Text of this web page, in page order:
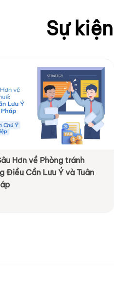
Sự
Hơn về Phòng tránh
Điều Cần Lưu Ý và Tuân